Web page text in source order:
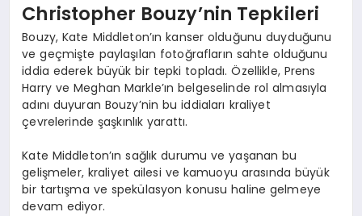
Christopher Bouzy’nin Tepkileri
Bouzy, Kate Middleton’ın kanser olduğunu duyduğunu
ve geçmişte paylaşılan fotoğrafların sahte olduğunu
iddia ederek büyük bir tepki topladı. Özellikle, Prens
Harry ve Meghan Markle’ın belgeselinde rol almasıyla
adını duyuran Bouzy’nin bu iddiaları kraliyet
çevrelerinde şaşkınlık yarattı.
Kate Middleton’ın sağlık durumu ve yaşanan bu
gelişmeler, kraliyet ailesi ve kamuoyu arasında büyük
bir tartışma ve spekülasyon konusu haline gelmeye
devam ediyor.